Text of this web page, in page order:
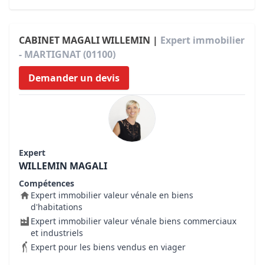
CABINET MAGALI WILLEMIN | Expert immobilier
- MARTIGNAT (01100)
Demander un devis
Expert
WILLEMIN MAGALI
Compétences
Expert immobilier valeur vénale en biens
d'habitations
Expert immobilier valeur vénale biens commerciaux
et industriels
Expert pour les biens vendus en viager